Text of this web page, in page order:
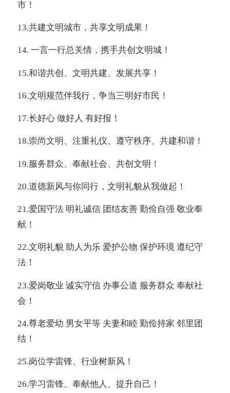
市！
13.共建文明城市，共享文明成果！
14. 一言一行总关情，携手共创文明城！
15.和谐共创、文明共建、发展共享！
16.文明规范伴我行，争当三明好市民！
17.长好心 做好人 有好报！
18.崇尚文明、注重礼仪、遵守秩序、共建和谐！
19.服务群众、奉献社会、共创文明！
20.道德新风与你同行，文明礼貌从我做起！
21.爱国守法 明礼诚信 团结友善 勤俭自强 敬业奉
献！
22.文明礼貌 助人为乐 爱护公物 保护环境 遵纪守
法！
23.爱岗敬业 诚实守信 办事公道 服务群众 奉献社
会！
24.尊老爱幼 男女平等 夫妻和睦 勤俭持家 邻里团
结！
25.岗位学雷锋、行业树新风！
26.学习雷锋、奉献他人、提升自己！